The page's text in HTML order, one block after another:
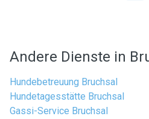
Andere Dienste in
Hundebetreuung Bruchsal
Hundetagesstätte Bruchsal
Gassi-Service Bruchsal